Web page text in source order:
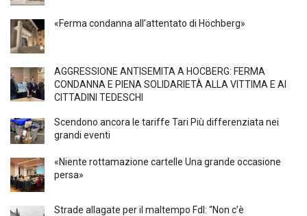
«Ferma condanna all’attentato di Höchberg»
AGGRESSIONE ANTISEMITA A HÖCBERG: FERMA
CONDANNA E PIENA SOLIDARIETÀ ALLA VITTIMA E AI
CITTADINI TEDESCHI
Scendono ancora le tariffe Tari Più differenziata nei
grandi eventi
«Niente rottamazione cartelle Una grande occasione
persa»
Strade allagate per il maltempo FdI: “Non c’è